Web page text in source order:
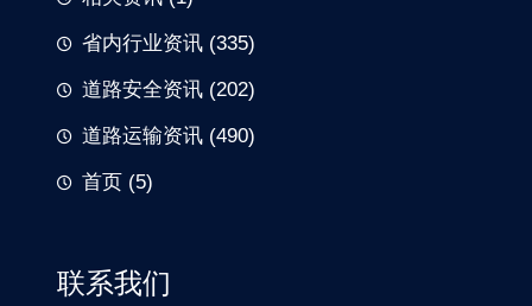
省内行业资讯 (335)
道路安全资讯 (202)
道路运输资讯 (490)
首页 (5)
联系我们